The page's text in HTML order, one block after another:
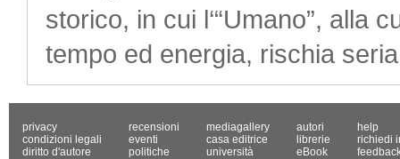
storico, in cui l‘“Umano”, alla
tempo ed energia, rischia
privacy
condizioni legali
diritto d'autore
recensioni
eventi
politiche
mediagallery
casa editrice
università
autori
librerie
eBook
help
richiedi